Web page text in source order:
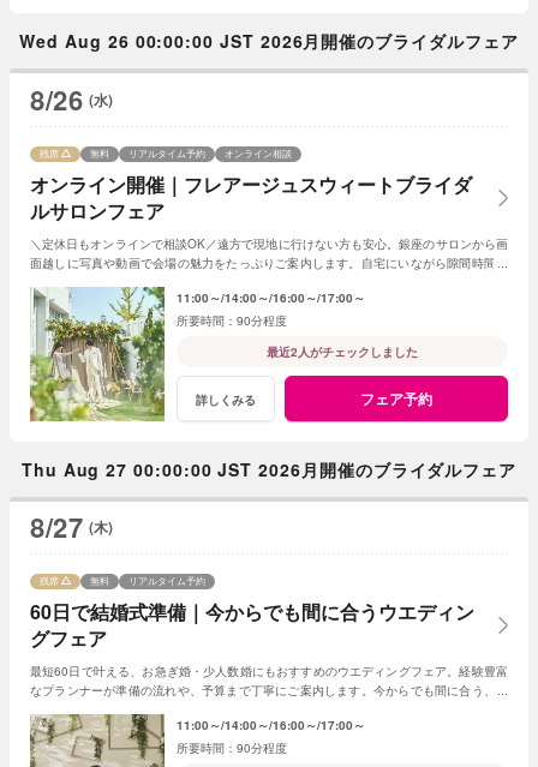
Wed Aug 26 00:00:00 JST 2026月開催のブライダルフェア
8/26 (水)
オンライン開催｜フレアージュスウィートブライダ
ルサロンフェア
残席 無料 リアルタイム予約 オンライン相談
＼定休日もオンラインで相談OK／遠方で現地に行けない方も安心。銀座のサロンから画
面越しに写真や動画で会場の魅力をたっぷりご案内します。自宅にいながら隙間時間で
11:00～ 14:00～ 16:00～ 17:00～
90分程度
最近2人がチェックしました
詳しくみる フェア予約
Thu Aug 27 00:00:00 JST 2026月開催のブライダルフェア
8/27 (木)
60日で結婚式準備｜今からでも間に合うウエディン
グフェア
残席 無料 リアルタイム予約
最短60日で叶える、お急ぎ婚・少人数婚にもおすすめのウエディングフェア。経験豊富
なプランナーが準備の流れや、予算まで丁寧にご案内します。今からでも間に合う、安
11:00～ 14:00～ 16:00～ 17:00～
90分程度